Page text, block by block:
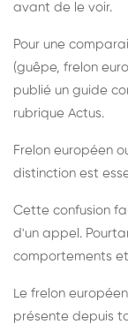
avant de le voir.
Pour une
(guêpe, frelon
publié un guide
rubrique Actus.
Frelon européen
distinction est
Cette confusion
d'un appel.
comportements
Le frelon
présente depuis